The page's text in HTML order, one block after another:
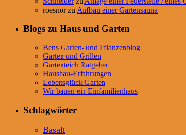
roesnorzu Aufbau einer Gartensauna
Blogs zu Haus und Garten
Bens Garten- und Pflanzenblog
Garten und Grillen
Gartenteich Ratgeber
Hausbau-Erfahrungen
Lebensglück Garten
Wir bauen ein Einfamilienhaus
Schlagwörter
Basalt